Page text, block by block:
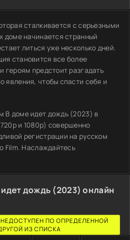
сталкивается с серьезными
доме начинается странный
литься уже несколько дней.
становится все более
героям предстоит разгадать
явления, чтобы спасти себя и
В доме идет дождь (2023) в
и 1080p) совершенно
регистрации на русском
Film. Наслаждайтесь
дождь (2023) онлайн
ПО ОПРЕДЕЛЕННОЙ
ИЗ СПИСКА